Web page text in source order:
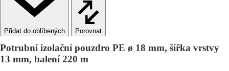
Porovnat
Potrubní izolační pouzdro PE ø 18 mm, šířka vrstvy
13 mm, balení 220 m